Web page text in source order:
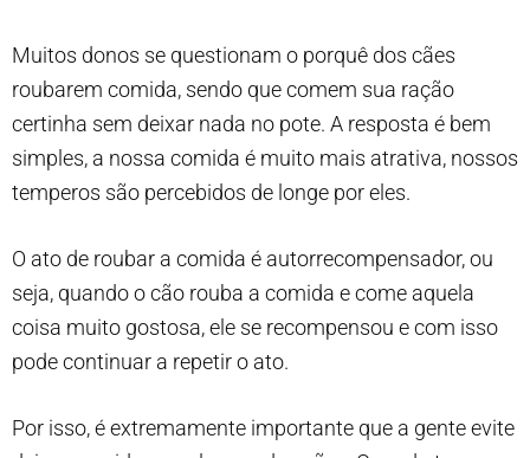
Muitos donos se questionam o porquê dos cães
roubarem comida, sendo que comem sua ração
certinha sem deixar nada no pote. A resposta é bem
simples, a nossa comida é muito mais atrativa, nossos
temperos são percebidos de longe por eles.
O ato de roubar a comida é autorrecompensador, ou
seja, quando o cão rouba a comida e come aquela
coisa muito gostosa, ele se recompensou e com isso
pode continuar a repetir o ato.
Por isso, é extremamente importante que a gente evite